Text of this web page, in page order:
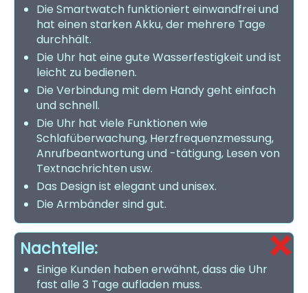
Die Smartwatch funktioniert einwandfrei und
hat einen starken Akku, der mehrere Tage
durchhält.
Die Uhr hat eine gute Wasserfestigkeit und ist
leicht zu bedienen.
Die Verbindung mit dem Handy geht einfach
und schnell.
Die Uhr hat viele Funktionen wie
Schlafüberwachung, Herzfrequenzmessung,
Anrufbeantwortung und -tätigung, Lesen von
Textnachrichten usw.
Das Design ist elegant und unisex.
Die Armbänder sind gut.
Nachteile:
Einige Kunden haben erwähnt, dass die Uhr
fast alle 3 Tage aufladen muss.